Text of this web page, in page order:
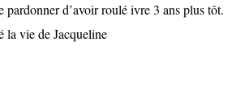
pardonner d’avoir roulé ivre 3 ans plus tôt.
la vie de Jacqueline